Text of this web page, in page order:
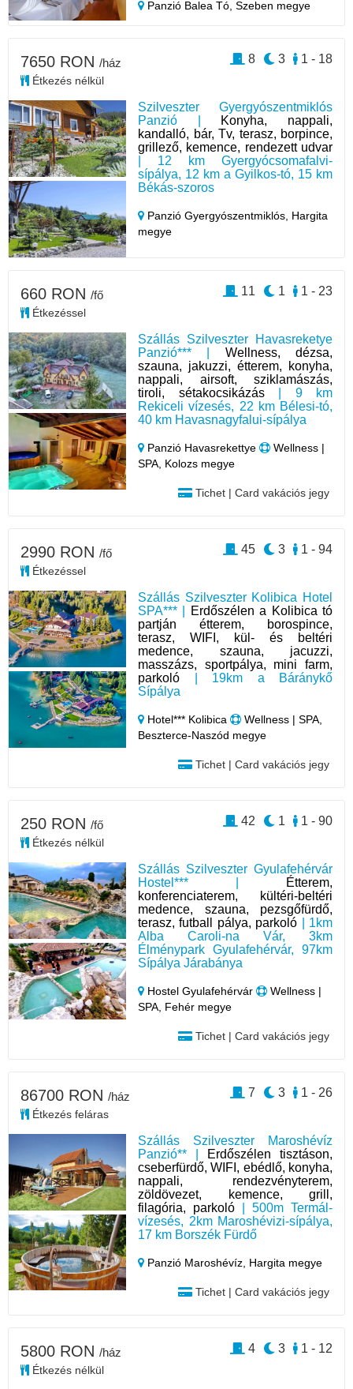
Panzió Balea Tó,Szeben megye
Szilveszter Gyergyószentmiklós
Panzió | Konyha, nappali,
kandalló, bár, Tv, terasz, borpince,
grillező, kemence, rendezett udvar
| 12 km Gyergyócsomafalvi-
sípálya, 12 km a Gyilkos-tó, 15 km
Békás-szoros
Panzió Gyergyószentmiklós, Hargita
megye
7650 RON /ház
Étkezés nélkül
1 - 18
3
8
Szállás Szilveszter Havasreketye
Panzió*** | Wellness, dézsa,
szauna, jakuzzi, étterem, konyha,
nappali, airsoft, sziklamászás,
tiroli, sétakocsikázás| 9 km
Rekiceli vízesés, 22 km Bélesi-tó,
40 km Havasnagyfalui-sípálya
Panzió Havasrekettye
Wellness |
SPA, Kolozs megye
Tichet | Card vakációs jegy
660 RON /fő
Étkezéssel
1 - 23
1
11
Szállás Szilveszter Kolibica Hotel
SPA*** |
Erdőszélen a Kolibica tó
partján étterem, borospince,
terasz, WIFI, kül- és beltéri
medence, szauna, jacuzzi,
masszázs, sportpálya, mini farm,
parkoló | 19km a Báránykő
Sípálya
Hotel*** Kolibica
Wellness | SPA,
Beszterce-Naszód megye
Tichet | Card vakációs jegy
2990 RON /fő
Étkezéssel
1 - 94
3
45
Szállás Szilveszter Gyulafehérvár
Hostel*** |
Étterem,
konferenciaterem, kültéri-beltéri
medence, szauna, pezsgőfürdő,
terasz, futball pálya, parkoló | 1km
Alba Caroli-na Vár, 3km
Élménypark Gyulafehérvár, 97km
Sípálya Járabánya
Hostel Gyulafehérvár
Wellness |
SPA, Fehér megye
Tichet | Card vakációs jegy
250 RON /fő
Étkezés nélkül
1 - 90
1
42
Szállás Szilveszter Maroshévíz
Panzió** |
Erdőszélen tisztáson,
cseberfürdő, WIFI, ebédlő, konyha,
nappali, rendezvényterem,
zöldövezet, kemence, grill,
filagória, parkoló | 500m Termál-
vízesés, 2km Maroshévizi-sípálya,
17 km Borszék Fürdő
Panzió Maroshévíz, Hargita megye
Tichet | Card vakációs jegy
86700 RON /ház
Étkezés feláras
1 - 26
3
7
5800 RON /ház
Étkezés nélkül
1 - 12
3
4